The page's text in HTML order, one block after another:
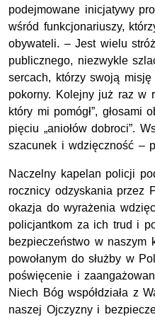
podejmowane inicjatywy
wśród funkcjonariuszy,
obywateli. – Jest wielu
publicznego, niezwykle
sercach, którzy swoją
pokorny. Kolejny już raz w
który mi pomógł”, głosami
pięciu „aniołów dobroci”.
szacunek i wdzięczność –
Naczelny kapelan policji
rocznicy odzyskania przez
okazja do wyrażenia
policjantkom za ich trud i
bezpieczeństwo w naszym
powołanym do służby w
poświęcenie i
Niech Bóg współdziała z
naszej Ojczyzny i